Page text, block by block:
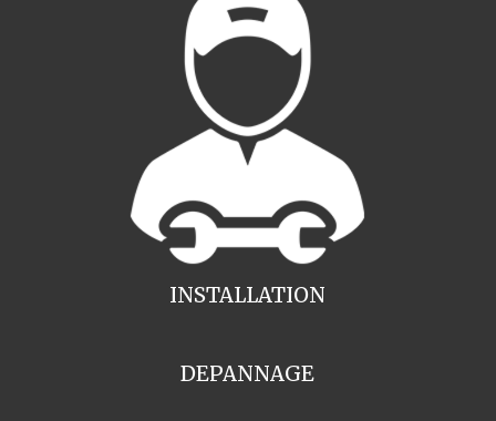
INSTALLATION
DEPANNAGE